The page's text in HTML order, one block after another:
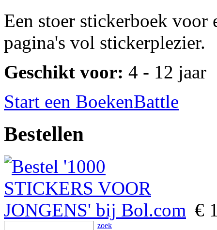
Een stoer stickerboek voor
pagina's vol stickerplezier.
Geschikt voor: 4 - 12 jaar
Start een BoekenBattle
Bestellen
€
zoek